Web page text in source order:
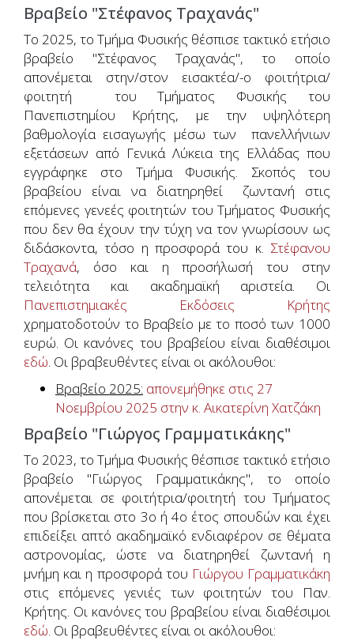
Βραβείο "Στέφανος Τραχανάς"
Το 2025, το Τμήμα Φυσικής θέσπισε τακτικό ετήσιο
βραβείο "Στέφανος Τραχανάς", το οποίο
απονέμεται στην/στον εισακτέα/-ο φοιτήτρια/
φοιτητή του Τμήματος Φυσικής του
Πανεπιστημίου Κρήτης, με την υψηλότερη
βαθμολογία εισαγωγής μέσω των πανελλήνιων
εξετάσεων από Γενικά Λύκεια της Ελλάδας που
εγγράφηκε στο Τμήμα Φυσικής. Σκοπός του
βραβείου είναι να διατηρηθεί ζωντανή στις
επόμενες γενεές φοιτητών του Τμήματος Φυσικής
που δεν θα έχουν την τύχη να τον γνωρίσουν ως
διδάσκοντα, τόσο η προσφορά του κ. Στέφανου
Τραχανά, όσο και η προσήλωσή του στην
τελειότητα και ακαδημαϊκή αριστεία. Οι
Πανεπιστημιακές Εκδόσεις Κρήτης
χρηματοδοτούν το Βραβείο με το ποσό των 1000
ευρώ. Οι κανόνες του βραβείου είναι διαθέσιμοι
εδώ. Οι βραβευθέντες είναι οι ακόλουθοι:
Βραβείο 2025: απονεμήθηκε στις 27
Νοεμβρίου 2025 στην κ. Αικατερίνη Χατζάκη
Βραβείο "Γιώργος Γραμματικάκης"
Το 2023, το Τμήμα Φυσικής θέσπισε τακτικό ετήσιο
βραβείο "Γιώργος Γραμματικάκης", το οποίο
απονέμεται σε φοιτήτρια/φοιτητή του Τμήματος
που βρίσκεται στο 3ο ή 4ο έτος σπουδών και έχει
επιδείξει απτό ακαδημαϊκό ενδιαφέρον σε θέματα
αστρονομίας, ώστε να διατηρηθεί ζωντανή η
μνήμη και η προσφορά του Γιώργου Γραμματικάκη
στις επόμενες γενιές των φοιτητών του Παν.
Κρήτης. Οι κανόνες του βραβείου είναι διαθέσιμοι
εδώ. Οι βραβευθέντες είναι οι ακόλουθοι: